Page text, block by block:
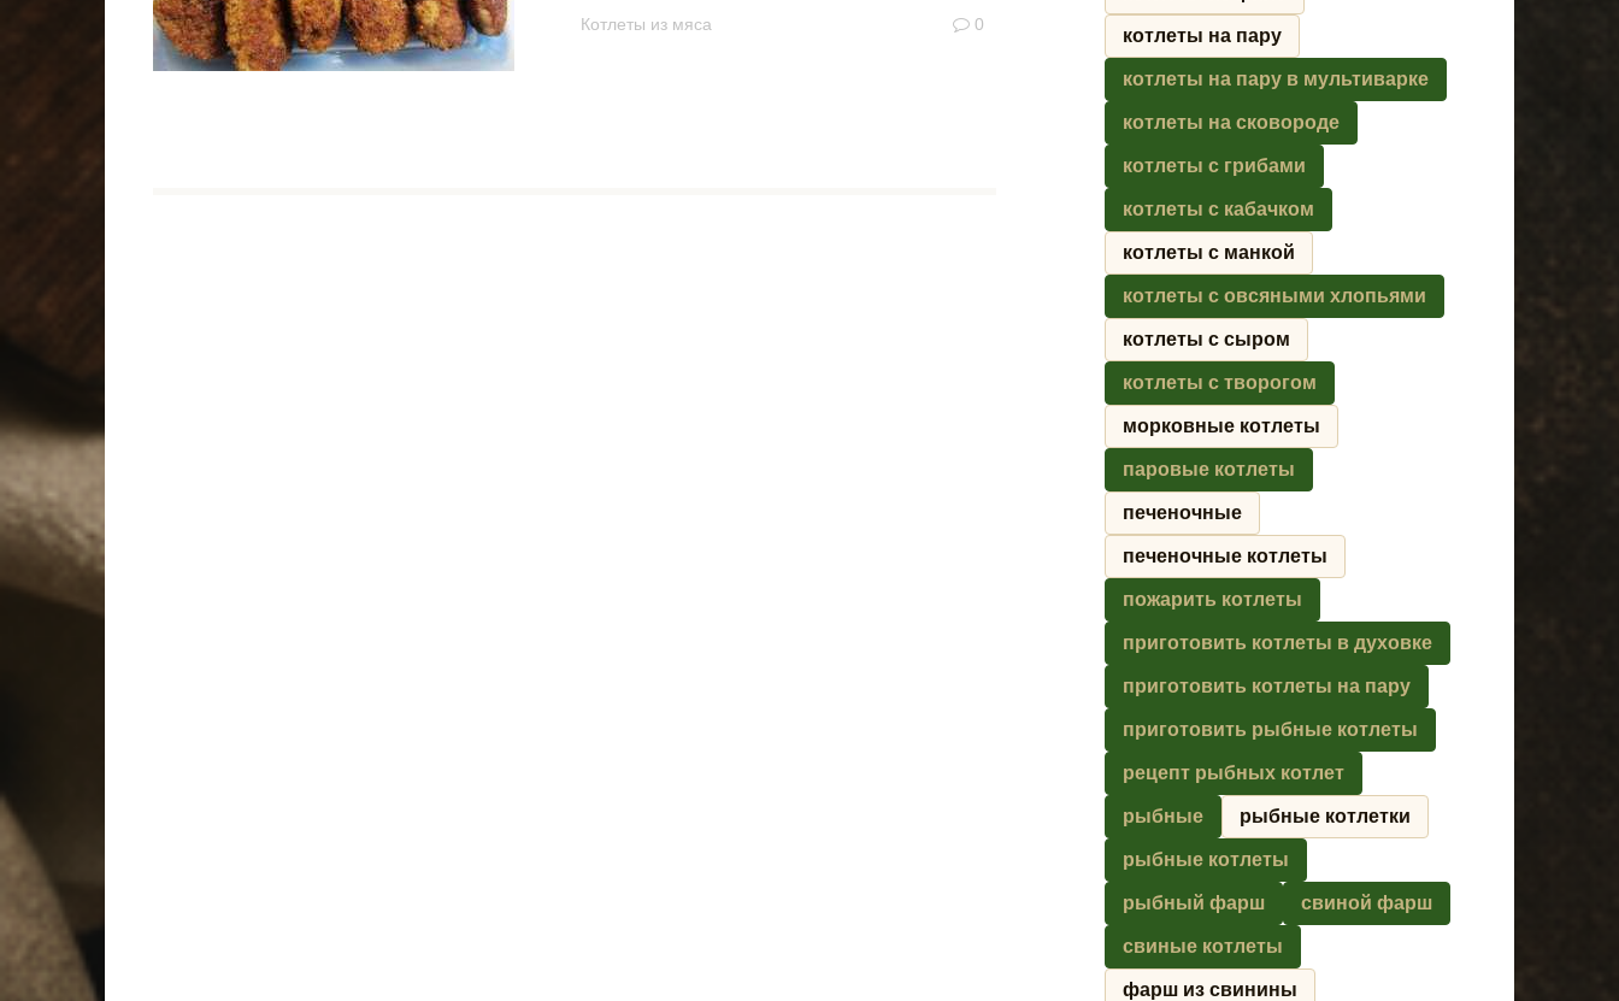
Котлеты из мяса 0
котлеты на пару
котлеты на пару в мультиварке
котлеты на сковороде
котлеты с грибами
котлеты с кабачком
котлеты с манкой
котлеты с овсяными хлопьями
котлеты с сыром
котлеты с творогом
морковные котлеты
паровые котлеты
печеночные
печеночные котлеты
пожарить котлеты
приготовить котлеты в духовке
приготовить котлеты на пару
приготовить рыбные котлеты
рецепт рыбных котлет
рыбные рыбные котлетки
рыбные котлеты
рыбный фарш свиной фарш
свиные котлеты
фарш из свинины